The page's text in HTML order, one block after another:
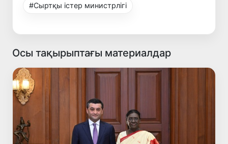
#Сыртқы істер министрлігі
Осы тақырыптағы материалдар